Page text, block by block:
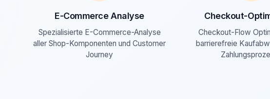
E-Commerce Analyse
Spezialisierte E-Commerce-Analyse
aller Shop-Komponenten und Customer
Journey
Checkout-
Checkout-Flow
barrierefreie